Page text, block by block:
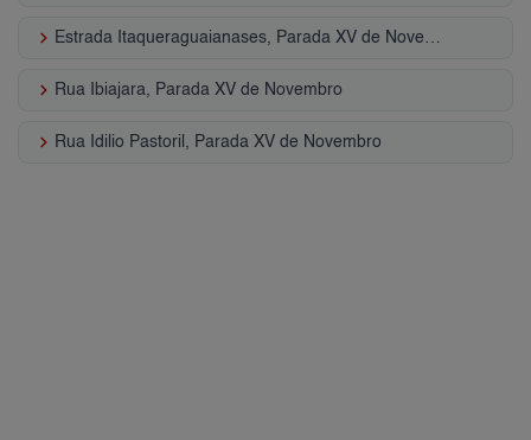
keyboard_arrow_right Estrada Itaqueraguaianases, Parada XV de Novembro
keyboard_arrow_right Rua Ibiajara, Parada XV de Novembro
keyboard_arrow_right Rua Idilio Pastoril, Parada XV de Novembro